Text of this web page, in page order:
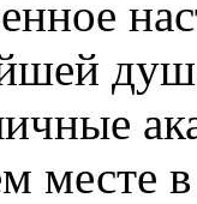
месте